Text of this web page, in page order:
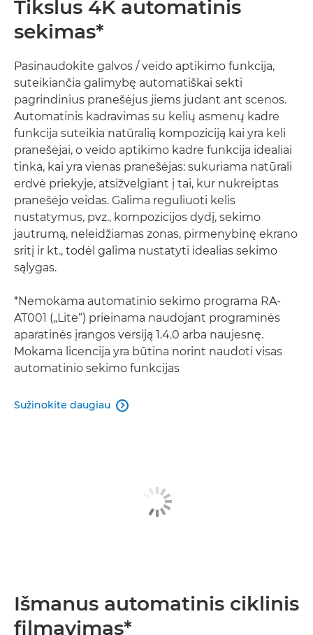
Tikslus 4K automatinis
sekimas*
Pasinaudokite galvos / veido aptikimo funkcija,
suteikiančia galimybę automatiškai sekti
pagrindinius pranešėjus jiems judant ant scenos.
Automatinis kadravimas su kelių asmenų kadre
funkcija suteikia natūralią kompoziciją kai yra keli
pranešėjai, o veido aptikimo kadre funkcija idealiai
tinka, kai yra vienas pranešėjas: sukuriama natūrali
erdvė priekyje, atsižvelgiant į tai, kur nukreiptas
pranešėjo veidas. Galima reguliuoti kelis
nustatymus, pvz., kompozicijos dydį, sekimo
jautrumą, neleidžiamas zonas, pirmenybinę ekrano
sritį ir kt., todėl galima nustatyti idealias sekimo
sąlygas.
*Nemokama automatinio sekimo programa RA-
AT001 („Lite“) prieinama naudojant programinės
aparatinės įrangos versiją 1.4.0 arba naujesnę.
Mokama licencija yra būtina norint naudoti visas
automatinio sekimo funkcijas
Sužinokite daugiau 
Išmanus automatinis ciklinis
filmavimas*